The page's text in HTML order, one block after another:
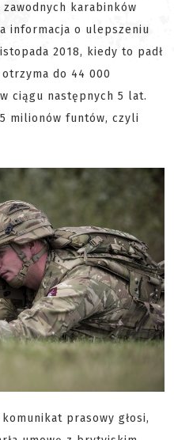
karabinków
informacja o ulepszeniu
2018, kiedy to padł
do 44 000
ciągu następnych 5 lat.
milionów funtów, czyli
prasowy głosi,